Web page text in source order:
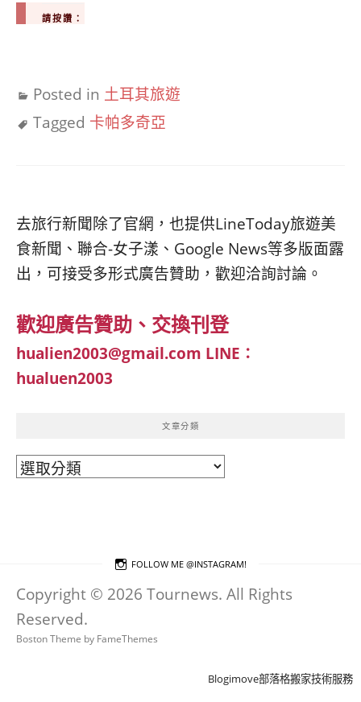
請按讚：
Posted in 土耳其旅遊
Tagged 卡帕多奇亞
去旅行新聞除了官網，也提供LineToday旅遊美
食新聞、聯合-女子漾、Google News等多版面露
出，可接受多形式廣告贊助，歡迎洽詢討論。
歡迎廣告贊助、交換刊登
hualien2003@gmail.com LINE：
hualuen2003
文章分類
文
FOLLOW ME @INSTAGRAM!
Copyright © 2026 Tournews. All Rights
Reserved.
Boston Theme by FameThemes
Blogimove部落格搬家技術服務